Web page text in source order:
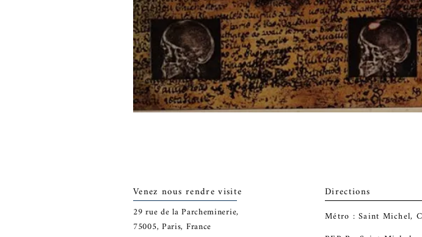
Venez nous rendre visite
29rue de la Parcheminerie,
75005, Paris, France
Directions
Métro : Saint Michel,